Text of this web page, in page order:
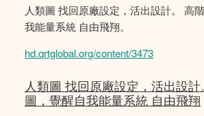
人類圖 找回原廠設定，活出設計。 高
我能量系統 自由飛翔。
hd.qrtglobal.org/content/3473
人類圖 找回原廠設定，活出設
圖，覺醒自我能量系統 自由飛翔